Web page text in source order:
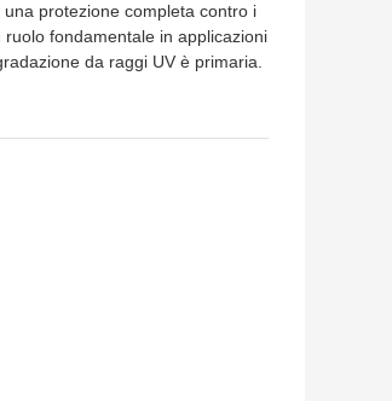
protezione completa contro i
fondamentale in applicazioni
da raggi UV è primaria.